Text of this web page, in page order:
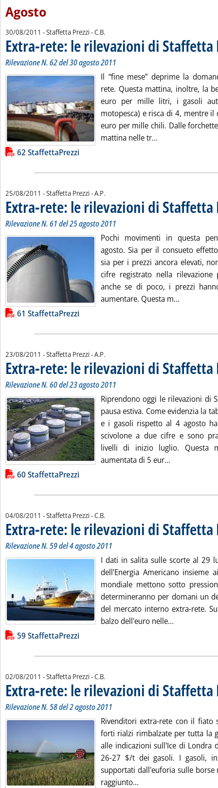
Agosto
30/08/2011 - Staffetta Prezzi -di:
C.B.
Extra-rete: le rilevazioni di Staffetta
Rilevazione N. 62 del 30 agosto 2011
Il “fine mese” deprime la
rete. Questa mattina, inoltre, la
euro per mille litri, i gasoli
motopesca) e risca di 4, mentre il
euro per mille chili. Dalle
mattina nelle tr...
Lista allegati PDF alla notizia
62 StaffettaPrezzi
25/08/2011 - Staffetta Prezzi -di:
A.P.
Extra-rete: le rilevazioni di Staffetta
Rilevazione N. 61 del 25 agosto 2011
Pochi movimenti in questa
agosto. Sia per il consueto
sia per i prezzi ancora elevati,
cifre registrato nella rilevazione
anche se di poco, i prezzi
aumentare. Questa m...
Lista allegati PDF alla notizia
61 StaffettaPrezzi
23/08/2011 - Staffetta Prezzi -di:
A.P.
Extra-rete: le rilevazioni di Staffetta
Rilevazione N. 60 del 23 agosto 2011
Riprendono oggi le rilevazioni di
pausa estiva. Come evidenzia la
e i gasoli rispetto al 4 agosto
scivolone a due cifre e sono
livelli di inizio luglio. Questa
aumentata di 5 eur...
Lista allegati PDF alla notizia
60 StaffettaPrezzi
04/08/2011 - Staffetta Prezzi -di:
C.B.
Extra-rete: le rilevazioni di Staffetta
Rilevazione N. 59 del 4 agosto 2011
I dati in salita sulle scorte al 29
dell'Energia Americano insieme
mondiale mettono sotto
determineranno per domani un
del mercato interno extra-rete.
balzo dell'euro nelle...
Lista allegati PDF alla notizia
59 StaffettaPrezzi
02/08/2011 - Staffetta Prezzi -di:
C.B.
Extra-rete: le rilevazioni di Staffetta
Rilevazione N. 58 del 2 agosto 2011
Rivenditori extra-rete con il fiato
forti rialzi rimbalzate per tutta la
alle indicazioni sull'Ice di Londra
26-27 $/t dei gasoli. I gasoli,
supportati dall'euforia sulle
raggiunto...